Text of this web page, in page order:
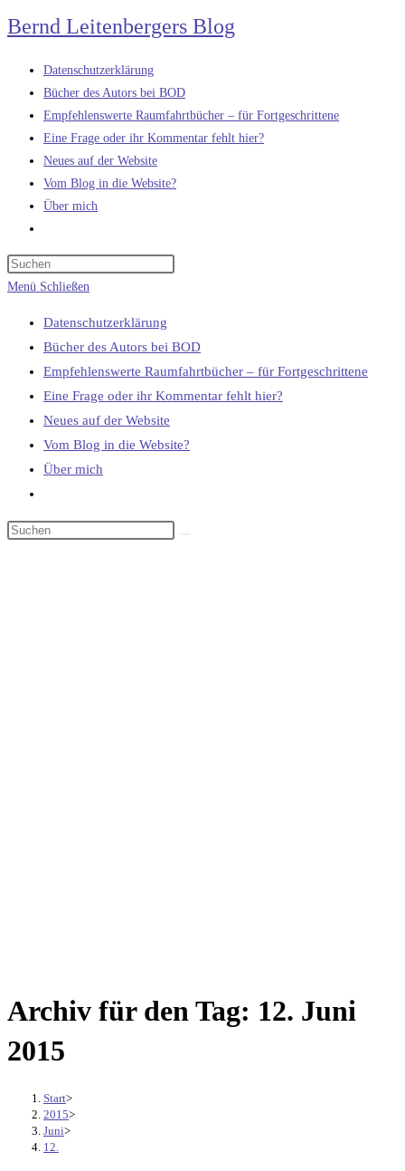
Zum
Inhalt
springen
Bernd Leitenbergers Blog
Datenschutzerklärung
Bücher des Autors bei BOD
Empfehlenswerte Raumfahrtbücher – für Fortgeschrittene
Eine Frage oder ihr Kommentar fehlt hier?
Neues auf der Website
Vom Blog in die Website?
Über mich
umschalten
Menü Schließen
Datenschutzerklärung
Bücher des Autors bei BOD
Empfehlenswerte Raumfahrtbücher – für Fortgeschrittene
Eine Frage oder ihr Kommentar fehlt hier?
Neues auf der Website
Vom Blog in die Website?
Über mich
umschalten
Archiv für den Tag: 12. Juni
2015
Start>
2015>
Juni>
12.